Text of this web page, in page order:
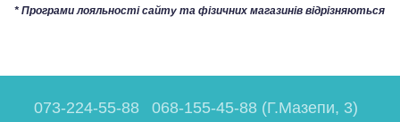
* Програми лояльності сайту та фізичних магазинів відрізняються
073-224-55-88
068-155-45-88 (Г.Мазепи, 3)